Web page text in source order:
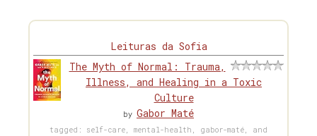
Leituras da Sofia
The Myth of Normal: Trauma,
Illness, and Healing in a Toxic
Culture
by Gabor Maté
tagged: self-care, mental-health, gabor-maté, and